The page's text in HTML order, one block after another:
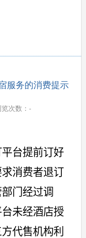
服务的消费提示
次数：-
台提前订好
消费者退订
门经过调
未经酒店授
代售机构利